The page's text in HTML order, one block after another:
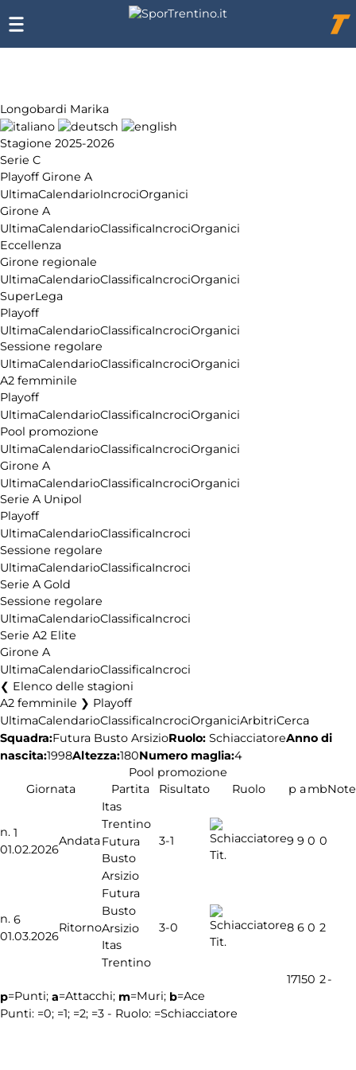
Longobardi Marika
Stagione 2025-2026
Serie C
Playoff Girone A
UltimaCalendarioIncrociOrganici
Girone A
UltimaCalendarioClassificaIncrociOrganici
Eccellenza
Girone regionale
UltimaCalendarioClassificaIncrociOrganici
SuperLega
Playoff
UltimaCalendarioClassificaIncrociOrganici
Sessione regolare
UltimaCalendarioClassificaIncrociOrganici
A2 femminile
Playoff
UltimaCalendarioClassificaIncrociOrganici
Pool promozione
UltimaCalendarioClassificaIncrociOrganici
Girone A
UltimaCalendarioClassificaIncrociOrganici
Serie A Unipol
Playoff
UltimaCalendarioClassificaIncroci
Sessione regolare
UltimaCalendarioClassificaIncroci
Serie A Gold
Sessione regolare
UltimaCalendarioClassificaIncroci
Serie A2 Elite
Girone A
UltimaCalendarioClassificaIncroci
Elenco delle stagioni
A2 femminile ❯ Playoff
UltimaCalendarioClassificaIncrociOrganiciArbitriCerca
Squadra:Futura Busto ArsizioRuolo: SchiacciatoreAnno di
nascita:1998Altezza:180Numero maglia:4
Pool promozione
Giornata
Partita Risultato Ruolo p ambNote
n. 1
01.02.2026
Andata
Itas
Trentino
Futura
Busto
Arsizio
3-1
Tit.
9 9 0 0
n. 6
01.03.2026
Ritorno
Futura
Busto
Arsizio
Itas
Trentino
3-0
Tit.
8 6 0 2
17150 2-
p=Punti; a=Attacchi; m=Muri; b=Ace
Punti: =0; =1; =2; =3 - Ruolo: =Schiacciatore
Chi
siamo
Affiliazione